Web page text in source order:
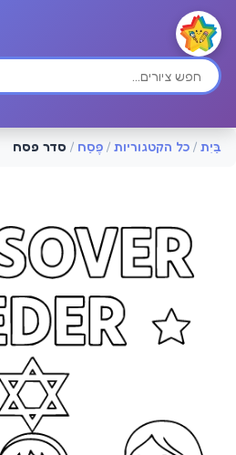
בַּיִת / כל הקטגוריות / פֶּסַח / סדר פסח